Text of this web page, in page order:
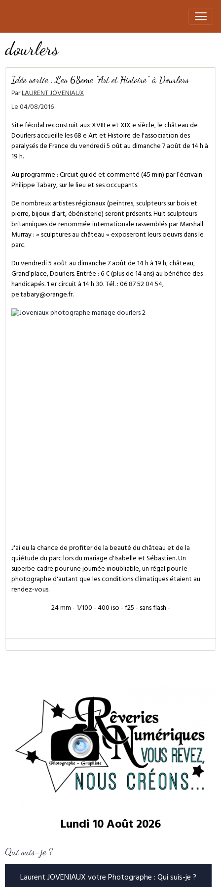
dourlers
Idée sortie : Les 68eme "Art et Histoire" à Dourlers
ParLAURENT JOVENIAUX
Le 04/08/2016
Site féodal reconstruit aux XVIII e et XIX e siècle, le château de
Dourlers accueille les 68 e Art et Histoire de l'association des
paralysés de France du vendredi 5 oût au dimanche 7 août de 14 h à
19 h.
Au programme : Circuit guidé et commenté (45 min) par l’écrivain
Philippe Tabary, sur le lieu et ses occupants.
De nombreux artistes régionaux (peintres, sculpteurs sur bois et
pierre, bijoux d’art, ébénisterie) seront présents. Huit sculpteurs
britanniques de renommée internationale rassemblés par Marshall
Murray : « sculptures au château » exposeront leurs oeuvrs dans le
parc.
Du vendredi 5 août au dimanche 7 août de 14 h à 19 h, château,
Grand’place,Dourlers. Entrée : 6 € (plus de 14 ans) au bénéfice des
handicapés. 1 er circuit à 14 h 30. Tél. : 06 87 52 04 54,
pe.tabary@orange.fr.
J'ai eu la chance de profiter de la beauté du château et de la
quiétude du parc lors du mariage d'Isabelle et Sébastien. Un
superbe cadre pour une journée inoubliable, un régal pour le
photographe d'autant que les conditions climatiques étaient au
rendez-vous.
24 mm - 1/100 - 400 iso - f25 - sans flash -
Lundi 10 Août 2026
Qui suis-je ?
Laurent JOVENIAUX votre Photographe : Qui suis-je ?